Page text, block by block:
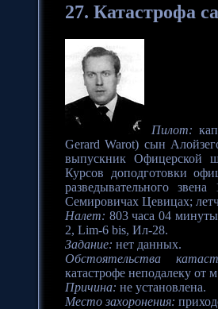
27. Катастрофа
Пилот:
Gerard Warot) сын
выпускник Офицерской
Курсов доподготовки
разведывательного
Семировичах Цевицах;
Налет: 803 часа 04
2, Lim-6 bis, Ил-28.
Задание: нет данных.
Обстоятельства
катастрофе неподалеку от
Причина: не установлена.
Место захоронения: